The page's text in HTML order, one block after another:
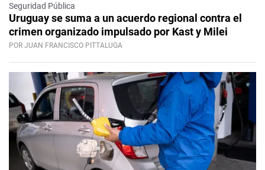
Seguridad Pública
Uruguay se suma a un acuerdo regional contra el
crimen organizado impulsado por Kast y Milei
POR JUAN FRANCISCO PITTALUGA